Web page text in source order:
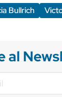
Bullrich
al